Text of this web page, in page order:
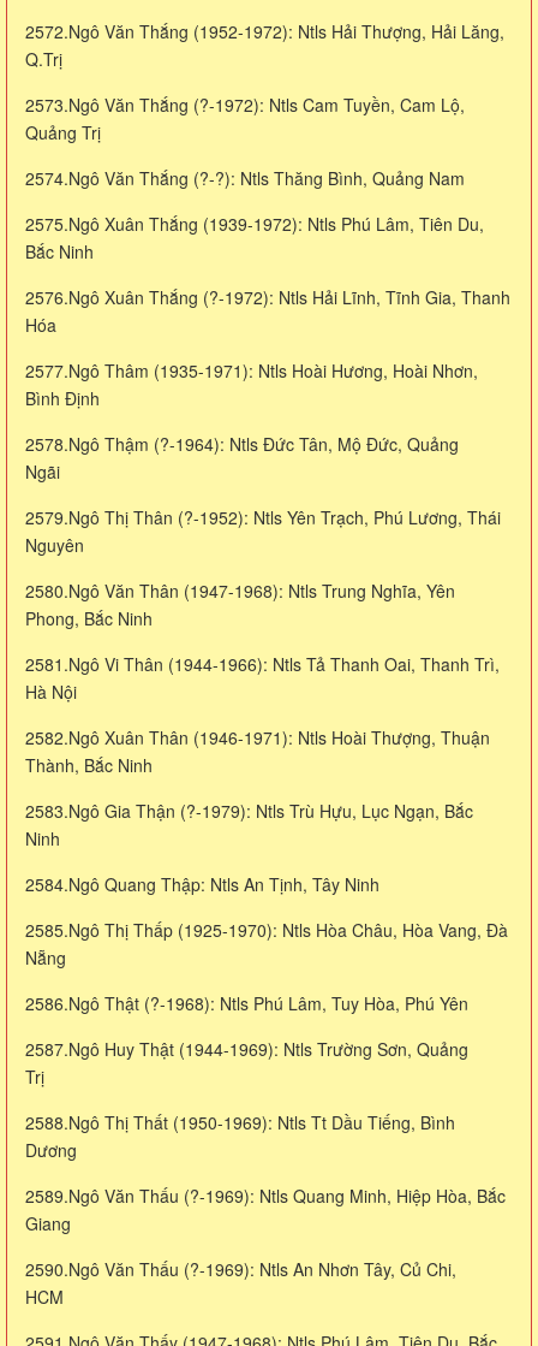
2572.Ngô Văn Thắng (1952-1972): Ntls Hải Thượng, Hải Lăng,
Q.Trị
2573.Ngô Văn Thắng (?-1972): Ntls Cam Tuyền, Cam Lộ,
Quảng Trị
2574.Ngô Văn Thắng (?-?): Ntls Thăng Bình, Quảng Nam
2575.Ngô Xuân Thắng (1939-1972): Ntls Phú Lâm, Tiên Du,
Bắc Ninh
2576.Ngô Xuân Thắng (?-1972): Ntls Hải Lĩnh, Tĩnh Gia, Thanh
Hóa
2577.Ngô Thâm (1935-1971): Ntls Hoài Hương, Hoài Nhơn,
Bình Định
2578.Ngô Thậm (?-1964): Ntls Đức Tân, Mộ Đức, Quảng
Ngãi
2579.Ngô Thị Thân (?-1952): Ntls Yên Trạch, Phú Lương, Thái
Nguyên
2580.Ngô Văn Thân (1947-1968): Ntls Trung Nghĩa, Yên
Phong, Bắc Ninh
2581.Ngô Vi Thân (1944-1966): Ntls Tả Thanh Oai, Thanh Trì,
Hà Nội
2582.Ngô Xuân Thân (1946-1971): Ntls Hoài Thượng, Thuận
Thành, Bắc Ninh
2583.Ngô Gia Thận (?-1979): Ntls Trù Hựu, Lục Ngạn, Bắc
Ninh
2584.Ngô Quang Thập: Ntls An Tịnh, Tây Ninh
2585.Ngô Thị Thấp (1925-1970): Ntls Hòa Châu, Hòa Vang, Đà
Nẵng
2586.Ngô Thật (?-1968): Ntls Phú Lâm, Tuy Hòa, Phú Yên
2587.Ngô Huy Thật (1944-1969): Ntls Trường Sơn, Quảng
Trị
2588.Ngô Thị Thất (1950-1969): Ntls Tt Dầu Tiếng, Bình
Dương
2589.Ngô Văn Thấu (?-1969): Ntls Quang Minh, Hiệp Hòa, Bắc
Giang
2590.Ngô Văn Thấu (?-1969): Ntls An Nhơn Tây, Củ Chi,
HCM